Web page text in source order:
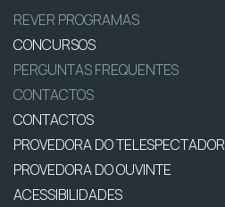
REVER PROGRAMAS
CONCURSOS
PERGUNTAS FREQUENTES
CONTACTOS
CONTACTOS
PROVEDORA DO TELESPECTADOR
PROVEDORA DO OUVINTE
ACESSIBILIDADES